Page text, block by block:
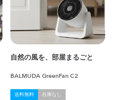
自然の風を、部屋まるごと
BALMUDA GreenFan C2
送料無料 在庫なし